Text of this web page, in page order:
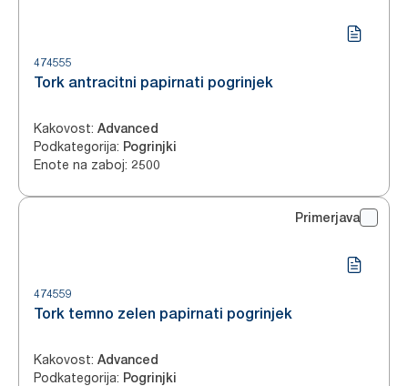
474555
Tork antracitni papirnati pogrinjek
Kakovost: Advanced
Podkategorija: Pogrinjki
Enote na zaboj: 2500
Primerjava
474559
Tork temno zelen papirnati pogrinjek
Kakovost: Advanced
Podkategorija: Pogrinjki